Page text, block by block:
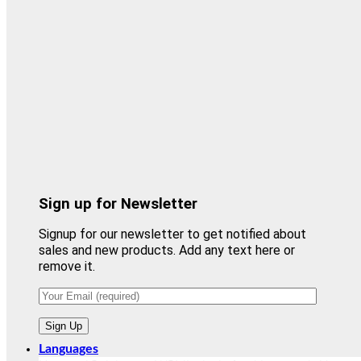
Sign up for Newsletter
Signup for our newsletter to get notified about
sales and new products. Add any text here or
remove it.
Languages